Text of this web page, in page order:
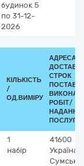
будинок 5
по 31-12-
2026
КІЛЬКІСТЬ
/
ОД.ВИМІРУ
АДРЕСА
СТРОК
РОБІТ/
НАДАННЯ
ПОСЛУГ:
1
набір
41600
Україна
Сумська